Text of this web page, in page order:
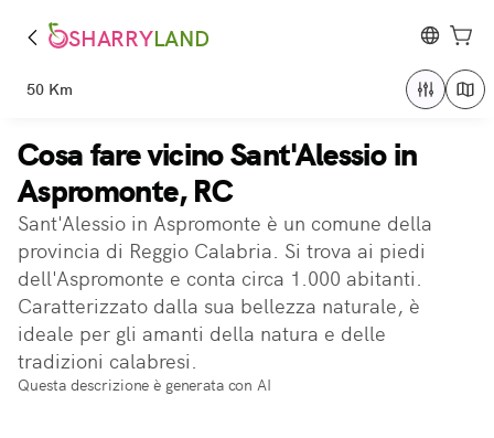
SHARRYLAND
50 Km
Cosa fare vicino Sant'Alessio in
Aspromonte, RC
Sant'Alessio in Aspromonte è un comune della
provincia di Reggio Calabria. Si trova ai piedi
dell'Aspromonte e conta circa 1.000 abitanti.
Caratterizzato dalla sua bellezza naturale, è
ideale per gli amanti della natura e delle
tradizioni calabresi.
Questa descrizione è generata con AI